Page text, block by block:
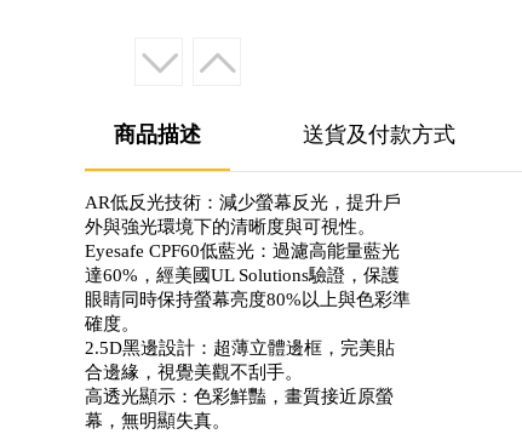
商品描述 送貨及付款方式
AR低反光技術：減少螢幕反光，提升戶
外與強光環境下的清晰度與可視性。
Eyesafe CPF60低藍光：過濾高能量藍光
達60%，經美國UL Solutions驗證，保護
眼睛同時保持螢幕亮度80%以上與色彩準
確度。
2.5D黑邊設計：超薄立體邊框，完美貼
合邊緣，視覺美觀不刮手。
高透光顯示：色彩鮮豔，畫質接近原螢
幕，無明顯失真。